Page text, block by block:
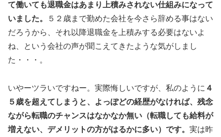
て働いても退職金はあまり上積みされない仕組みになって
いました。
５２歳まで勤めた会社を今さら辞める事はない
だろうから、それ以降退職金を上積みする必要はないよ
ね、という会社の声が聞こえてきたような気がしまし
た・・・。
いやーツラいですねー。実際悔しいですが、私のように ４
５歳を超えてしまうと、よっぽどの経歴がなければ、残念
ながら転職のチャンスはなかなか無い（転職しても給料が
増えない、デメリットの方がはるかに多い）です。 実は昨